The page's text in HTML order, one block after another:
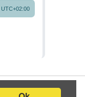
UTC+02:00